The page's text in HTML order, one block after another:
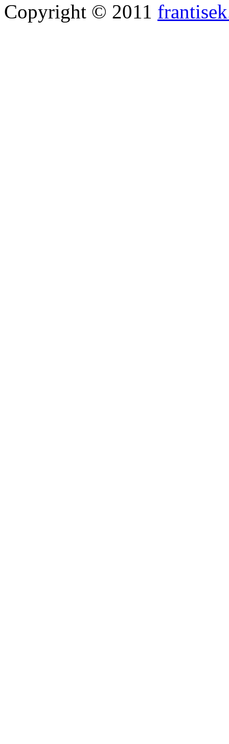
Copyright © 2011